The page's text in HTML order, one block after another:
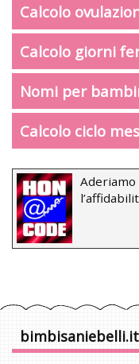
Calcolo
Calcolo giorni
Nomi per
Calcolo ciclo
bimbisaniebelli.it